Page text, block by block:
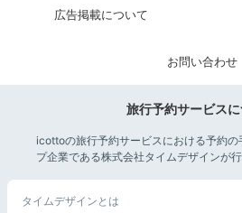
広告掲載について
お問い合わせ
旅行予約サービス
icottoの旅行予約サービスにおける予約の
プ企業である株式会社タイムデザインが行
タイムデザインとは